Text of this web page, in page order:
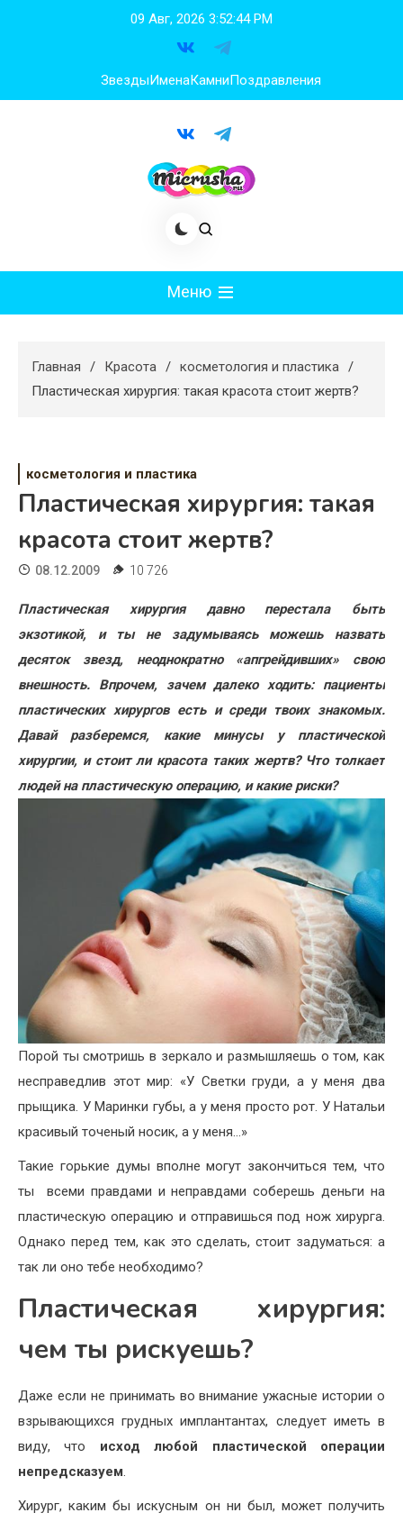
09 Авг, 2026 3:52:45 PM
ЗвездыИменаКамниПоздравления
Меню
Худеем
Жизнь
Хобби
Красота
Недвижимость
Главная Красота
косметология и пластика
Пластическая хирургия: такая красота стоит жертв?
косметология и пластика
Пластическая хирургия: такая
красота стоит жертв?
08.12.2009 10 726
Пластическая хирургия давно перестала быть
экзотикой, и ты не задумываясь можешь назвать
десяток звезд, неоднократно «апгрейдивших» свою
внешность. Впрочем, зачем далеко ходить: пациенты
пластических хирургов есть и среди твоих знакомых.
Давай разберемся, какие минусы у пластической
хирургии, и стоит ли красота таких жертв? Что толкает
людей на пластическую операцию, и какие риски?
Порой ты смотришь в зеркало и размышляешь о том, как
несправедлив этот мир: «У Светки груди, а у меня два
прыщика. У Маринки губы, а у меня просто рот. У Натальи
красивый точеный носик, а у меня…»
Такие горькие думы вполне могут закончиться тем, что
ты всеми правдами и неправдами соберешь деньги на
пластическую операцию и отправишься под нож хирурга.
Однако перед тем, как это сделать, стоит задуматься: а
так ли оно тебе необходимо?
Пластическая хирургия:
чем ты рискуешь?
Даже если не принимать во внимание ужасные истории о
взрывающихся грудных имплантантах, следует иметь в
виду, что исход любой пластической операции
непредсказуем.
Хирург, каким бы искусным он ни был, может получить